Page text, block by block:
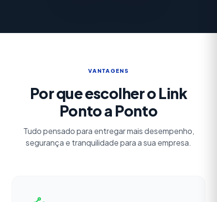
VANTAGENS
Por que escolher o Link
Ponto a Ponto
Tudo pensado para entregar mais desempenho,
segurança e tranquilidade para a sua empresa.